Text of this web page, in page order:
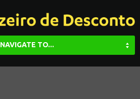
NAVIGATE TO...